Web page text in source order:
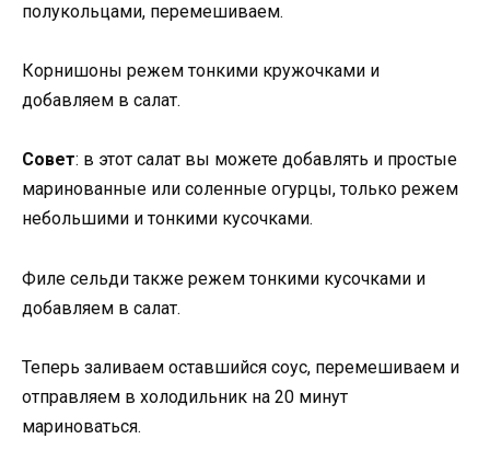
полукольцами, перемешиваем.
Корнишоны режем тонкими кружочками и
добавляем в салат.
Совет: в этот салат вы можете добавлять и простые
маринованные или соленные огурцы, только режем
небольшими и тонкими кусочками.
Филе сельди также режем тонкими кусочками и
добавляем в салат.
Теперь заливаем оставшийся соус, перемешиваем и
отправляем в холодильник на 20 минут
мариноваться.